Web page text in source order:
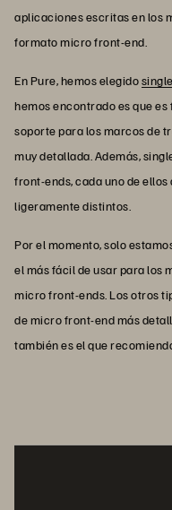
aplicaciones escritas en los
formato micro front-end.
En Pure, hemos elegido
hemos encontrado es que
soporte para los marcos de
muy detallada. Además,
front-ends, cada uno de
ligeramente distintos.
Por el momento, solo
el más fácil de usar para los
micro front-ends. Los otros
de micro front-end más
también es el que